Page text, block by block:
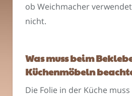
ob Weichmacher
nicht.
Was muss beim
Küchenmöbeln
Die Folie in der Küche muss